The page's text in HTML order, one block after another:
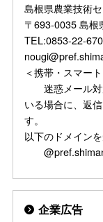
島根県農業技術
〒693-0035 島根
TEL:0853-22-
＜携帯・スマー
迷惑メール対
いる場合に、返
す。
以下のドメイン
企業広告